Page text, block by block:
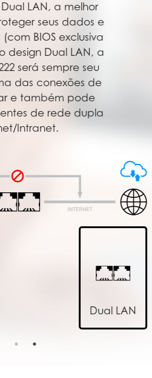
LAN, a melhor
seus dados e
BIOS exclusiva
design Dual LAN, a
será sempre seu
das conexões de
e também pode
de rede dupla
Intranet.
Dual LAN